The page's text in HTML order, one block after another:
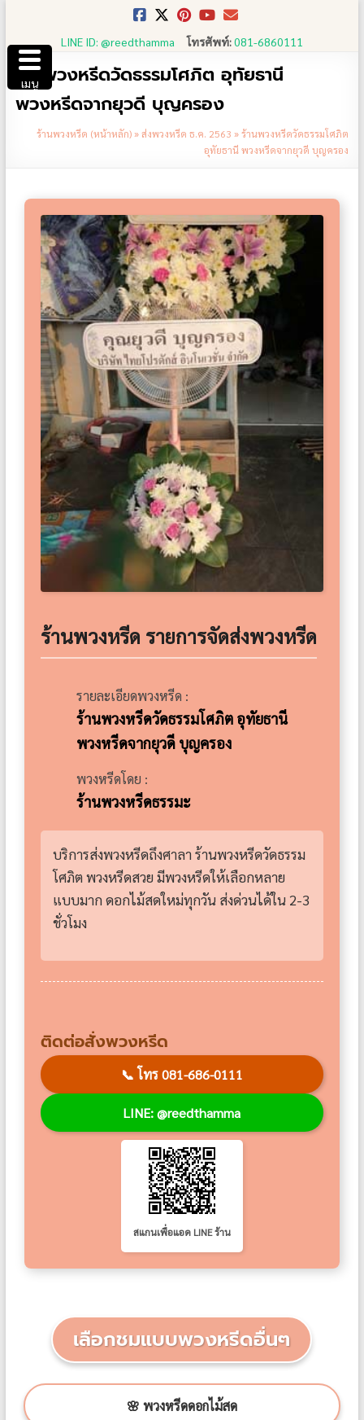
content
LINE ID: @reedthamma โทรศัพท์:081-6860111
ร้านพวงหรีดวัดธรรมโศภิต อุทัยธานี
พวงหรีดจากยุวดี​ บุญครอง
ร้านพวงหรีด (หน้าหลัก)»ส่งพวงหรีด ธ.ค. 2563 »ร้านพวงหรีดวัดธรรมโศภิต
อุทัยธานี พวงหรีดจากยุวดี​ บุญครอง
ร้านพวงหรีด รายการจัดส่งพวงหรีด
รายละเอียดพวงหรีด :
ร้านพวงหรีดวัดธรรมโศภิต อุทัยธานี
พวงหรีดจากยุวดี​ บุญครอง
พวงหรีดโดย :
ร้านพวงหรีดธรรมะ
บริการส่งพวงหรีดถึงศาลา ร้านพวงหรีดวัดธรรม
โศภิต พวงหรีดสวย มีพวงหรีดให้เลือกหลาย
แบบมาก ดอกไม้สดใหม่ทุกวัน ส่งด่วนได้ใน 2-3
ชั่วโมง
ติดต่อสั่งพวงหรีด
📞 โทร 081-686-0111
LINE: @reedthamma
สแกนเพื่อแอด LINE ร้าน
เลือกชมแบบพวงหรีดอื่นๆ
🌸 พวงหรีดดอกไม้สด
เมนู